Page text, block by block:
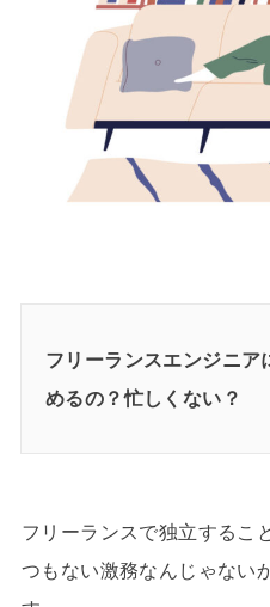
フリーランスエンジニ
めるの？忙しくない？
フリーランスで独立するこ
つもない激務なんじゃない